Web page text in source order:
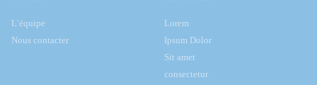
L’équipe
Nous contacter
Lorem
Ipsum Dolor
Sit amet
consectetur